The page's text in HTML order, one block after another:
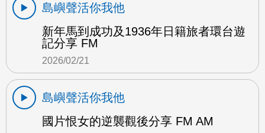
島嶼聲活你我他
新年馬到成功及1936年日籍旅者環台遊
記分享 FM
2026/02/21
島嶼聲活你我他
國片恨女的逆襲觀後分享 FM AM